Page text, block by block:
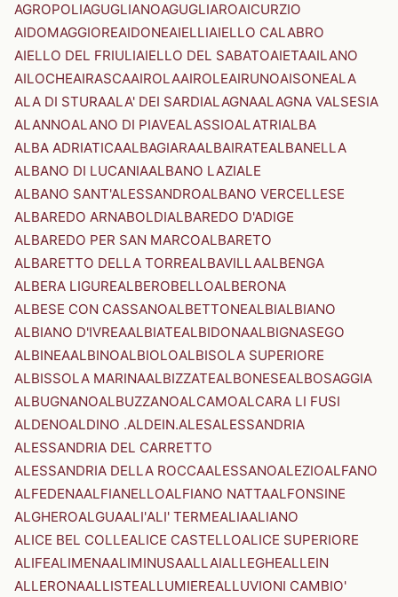
AGROPOLIAGUGLIANOAGUGLIAROAICURZIO
AIDOMAGGIOREAIDONEAIELLIAIELLO CALABRO
AIELLO DEL FRIULIAIELLO DEL SABATOAIETAAILANO
AILOCHEAIRASCAAIROLAAIROLEAIRUNOAISONEALA
ALA DI STURAALA' DEI SARDIALAGNAALAGNA VALSESIA
ALANNOALANO DI PIAVEALASSIOALATRIALBA
ALBA ADRIATICAALBAGIARAALBAIRATEALBANELLA
ALBANO DI LUCANIAALBANO LAZIALE
ALBANO SANT'ALESSANDROALBANO VERCELLESE
ALBAREDO ARNABOLDIALBAREDO D'ADIGE
ALBAREDO PER SAN MARCOALBARETO
ALBARETTO DELLA TORREALBAVILLAALBENGA
ALBERA LIGUREALBEROBELLOALBERONA
ALBESE CON CASSANOALBETTONEALBIALBIANO
ALBIANO D'IVREAALBIATEALBIDONAALBIGNASEGO
ALBINEAALBINOALBIOLOALBISOLA SUPERIORE
ALBISSOLA MARINAALBIZZATEALBONESEALBOSAGGIA
ALBUGNANOALBUZZANOALCAMOALCARA LI FUSI
ALDENOALDINO .ALDEIN.ALESALESSANDRIA
ALESSANDRIA DEL CARRETTO
ALESSANDRIA DELLA ROCCAALESSANOALEZIOALFANO
ALFEDENAALFIANELLOALFIANO NATTAALFONSINE
ALGHEROALGUAALI'ALI' TERMEALIAALIANO
ALICE BEL COLLEALICE CASTELLOALICE SUPERIORE
ALIFEALIMENAALIMINUSAALLAIALLEGHEALLEIN
ALLERONAALLISTEALLUMIEREALLUVIONI CAMBIO'